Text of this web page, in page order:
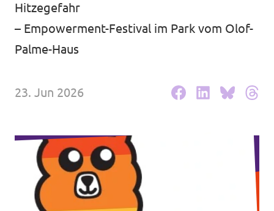
Volt in Deutschland
Website Volt Deutschland
Über Volt
Neuigkeiten
Kommunalwahl 2026
Hitzegefahr
– Empowerment-Festival im Park vom Olof-
Palme-Haus
23. Jun 2026